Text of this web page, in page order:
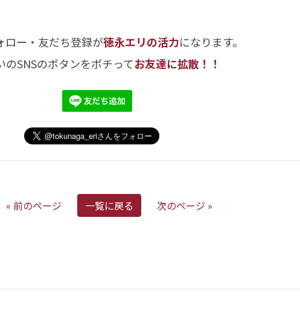
ロー・友だち登録が徳永エリの活力になります。
のSNSのボタンをポチってお友達に拡散！！
« 前のページ 一覧に戻る 次のページ »